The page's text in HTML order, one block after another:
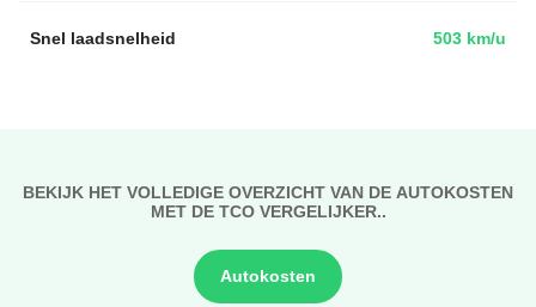
Snel laadsnelheid 503 km/u
BEKIJK HET VOLLEDIGE OVERZICHT VAN DE AUTOKOSTEN
MET DE TCO VERGELIJKER..
Autokosten